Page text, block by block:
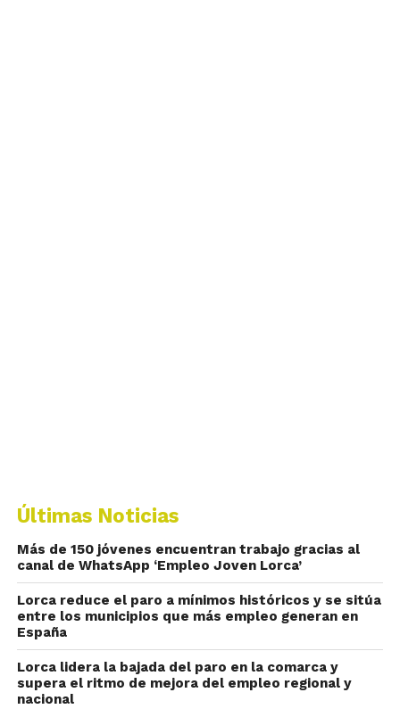
Últimas Noticias
Más de 150 jóvenes encuentran trabajo gracias al
canal de WhatsApp ‘Empleo Joven Lorca’
Lorca reduce el paro a mínimos históricos y se sitúa
entre los municipios que más empleo generan en
España
Lorca lidera la bajada del paro en la comarca y
supera el ritmo de mejora del empleo regional y
nacional